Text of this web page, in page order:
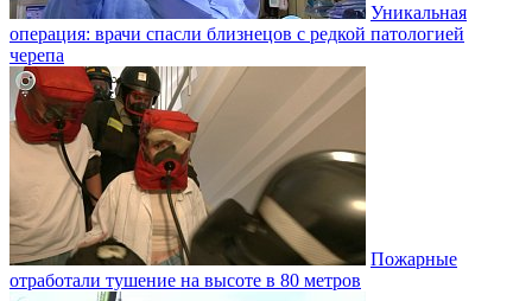
Уникальная
операция: врачи спасли близнецов с редкой патологией
черепа
Пожарные
отработали тушение на высоте в 80 метров